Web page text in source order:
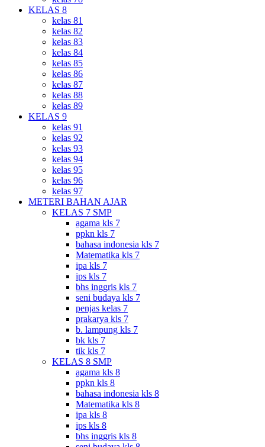
KELAS 8
kelas 81
kelas 82
kelas 83
kelas 84
kelas 85
kelas 86
kelas 87
kelas 88
kelas 89
KELAS 9
kelas 91
kelas 92
kelas 93
kelas 94
kelas 95
kelas 96
kelas 97
METERI BAHAN AJAR
KELAS 7 SMP
agama kls 7
ppkn kls 7
bahasa indonesia kls 7
Matematika kls 7
ipa kls 7
ips kls 7
bhs inggris kls 7
seni budaya kls 7
penjas kelas 7
prakarya kls 7
b. lampung kls 7
bk kls 7
tik kls 7
KELAS 8 SMP
agama kls 8
ppkn kls 8
bahasa indonesia kls 8
Matematika kls 8
ipa kls 8
ips kls 8
bhs inggris kls 8